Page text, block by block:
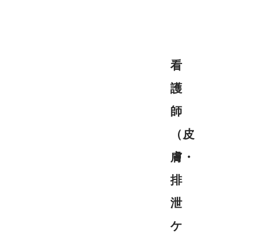
看
護
師
（皮
膚・
排
泄
ケ